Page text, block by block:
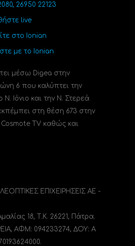
26950 22123
live
στο Ionian
με το Ionian
μέσω Digea στην
6 που καλύπτει την
Ιόνιο και την Ν. Στερεά
στη θέση 673 στην
TV καθώς και
ΕΠΙΧΕΙΡΗΣΕΙΣ ΑΕ -
18, Τ.Κ. 26221, Πάτρα.
ΑΦΜ: 094233274, ΔΟΥ: A